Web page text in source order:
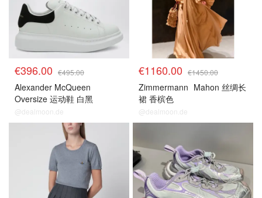
€396.00 €495.00
Alexander McQueen
Oversize 运动鞋 白黑
@dealmoon.de
€1160.00 €1450.00
Zimmermann Mahon 丝绸长
裙 香槟色
@dealmoon.de